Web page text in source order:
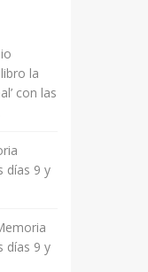
la
con las
días 9 y
días 9 y